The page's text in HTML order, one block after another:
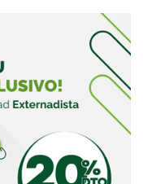
Buscar
Buscar